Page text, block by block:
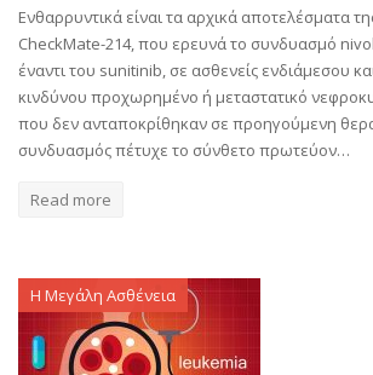
Ενθαρρυντικά είναι τα αρχικά αποτελέσματα
CheckMate-214, που ερευνά το συνδυασμό
έναντι του sunitinib, σε ασθενείς ενδιάμεσου
κινδύνου προχωρημένο ή μεταστατικό
που δεν ανταποκρίθηκαν σε προηγούμενη
συνδυασμός πέτυχε το σύνθετο πρωτεύον…
Read more
Η Μεγάλη Ασθένεια